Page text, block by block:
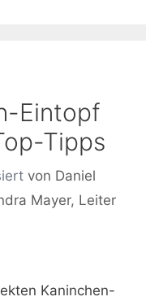
Eintopf
Tipps
von Daniel
Mayer, Leiter
Kaninchen-